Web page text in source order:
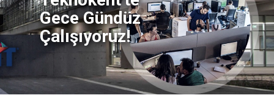
Biz,
300 Kişilik Deneyimli Bir
Ekip,
Sizin için ODTÜ
Teknokent'te